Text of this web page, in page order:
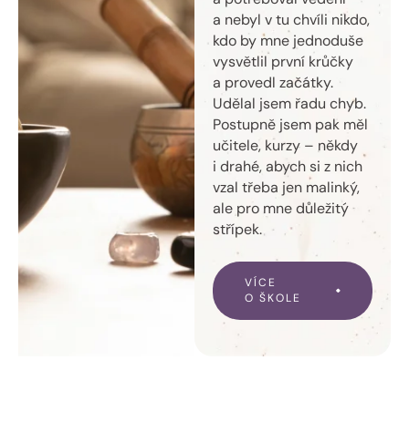
a nebyl v tu chvíli nikdo,
kdo by mne jednoduše
vysvětlil první krůčky
a provedl začátky.
Udělal jsem řadu chyb.
Postupně jsem pak měl
učitele, kurzy – někdy
i drahé, abych si z nich
vzal třeba jen malinký,
ale pro mne důležitý
střípek.
VÍCE
O ŠKOLE